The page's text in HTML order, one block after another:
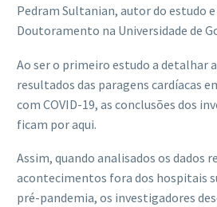
Pedram Sultanian, autor do estudo
Doutoramento na Universidade de
Ao ser o primeiro estudo a detalhar
resultados das paragens cardíacas
com COVID-19, as conclusões dos
ficam por aqui.
Assim, quando analisados os dados
acontecimentos fora dos hospitais
pré-pandemia, os investigadores